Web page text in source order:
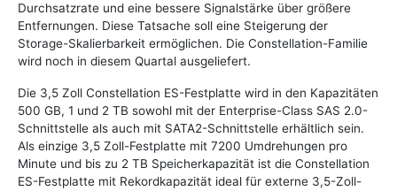
Durchsatzrate und eine bessere Signalstärke über größere
Entfernungen. Diese Tatsache soll eine Steigerung der
Storage-Skalierbarkeit ermöglichen. Die Constellation-Familie
wird noch in diesem Quartal ausgeliefert.
Die 3,5 Zoll Constellation ES-Festplatte wird in den Kapazitäten
500 GB, 1 und 2 TB sowohl mit der Enterprise-Class SAS 2.0-
Schnittstelle als auch mit SATA2-Schnittstelle erhältlich sein.
Als einzige 3,5 Zoll-Festplatte mit 7200 Umdrehungen pro
Minute und bis zu 2 TB Speicherkapazität ist die Constellation
ES-Festplatte mit Rekordkapazität ideal für externe 3,5-Zoll-